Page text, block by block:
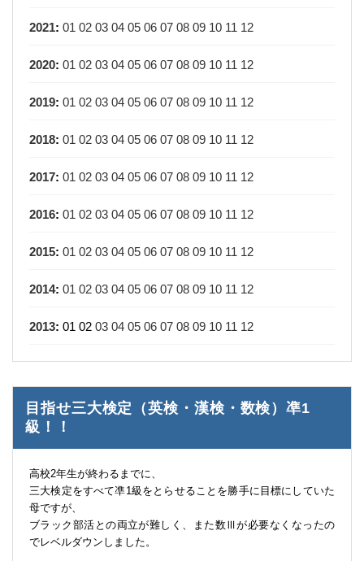
2021: 01 02 03 04 05 06 07 08 09 10 11 12
2020: 01 02 03 04 05 06 07 08 09 10 11 12
2019: 01 02 03 04 05 06 07 08 09 10 11 12
2018: 01 02 03 04 05 06 07 08 09 10 11 12
2017: 01 02 03 04 05 06 07 08 09 10 11 12
2016: 01 02 03 04 05 06 07 08 09 10 11 12
2015: 01 02 03 04 05 06 07 08 09 10 11 12
2014: 01 02 03 04 05 06 07 08 09 10 11 12
2013: 01 02 03 04 05 06 07 08 09 10 11 12
目指せ三大検定（英検・漢検・数検）凖1
級！！
高校2年生が終わるまでに、
三大検定をすべて凖1級をとらせることを勝手に目標にしていた
母ですが、
ブラック部活との両立が難しく、また数Ⅲが必要なくなったの
でレベルダウンしました。